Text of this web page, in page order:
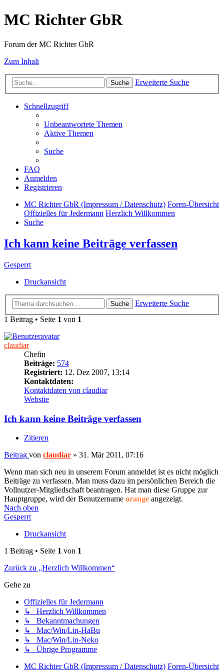
MC Richter GbR
Forum der MC Richter GbR
Zum Inhalt
Suche Erweiterte Suche
Schnellzugriff
Unbeantwortete Themen
Aktive Themen
Suche
FAQ
Anmelden
Registrieren
MC Richter GbR (Impressum / Datenschutz) Foren-Übersicht
Offizielles für Jedermann Herzlich Willkommen
Suche
Ich kann keine Beiträge verfassen
Gesperrt
Druckansicht
Suche
Erweiterte Suche
1 Beitrag • Seite 1 von 1
claudiar
Chefin
Beiträge: 574
Registriert: 12. Dez 2007, 13:14
Kontaktdaten:
Kontaktdaten von claudiar
Website
Ich kann keine Beiträge verfassen
Zitieren
Beitrag von claudiar » 31. Mär 2011, 07:16
Wenn man sich neu in unserem Forum anmeldet ist es nicht möglich
Beiträge zu verfassen. Man muss dazu im persönlichen Bereich die
Vollnutzer-Mitgliedschaft beantragen. Hat man diese Gruppe zur
Hauptgruppe, wird der Benutzername orange angezeigt.
Nach oben
Gesperrt
Druckansicht
1 Beitrag • Seite 1 von 1
Zurück zu „Herzlich Willkommen“
Gehe zu
Offizielles für Jedermann
↳ Herzlich Willkommen
↳ Bekanntmachungen
↳ Mac/Win/Lin-HaBu
↳ Mac/Win/Lin-Neko
↳ Übrige Programme
MC Richter GbR (Impressum / Datenschutz) Foren-Übersicht